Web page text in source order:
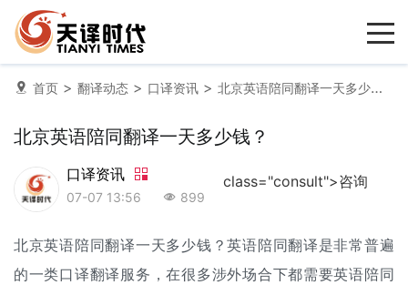
首页 > 翻译动态 > 口译资讯 > 北京英语陪同翻译一天多少钱？
北京英语陪同翻译一天多少钱？
口译资讯
07-07 13:56 899
class="consult">咨询
北京英语陪同翻译一天多少钱？英语陪同翻译是非常普遍
的一类口译翻译服务，在很多涉外场合下都需要英语陪同